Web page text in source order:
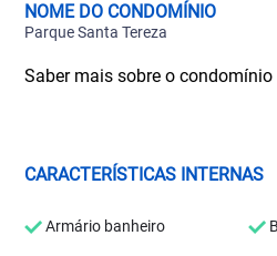
NOME DO CONDOMÍNIO
Parque Santa Tereza
Saber mais sobre o condomínio
CARACTERÍSTICAS INTERNAS
Armário banheiro